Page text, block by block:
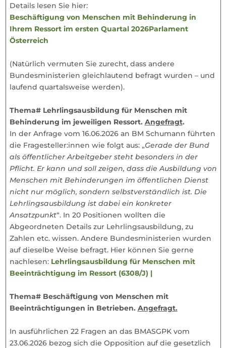
Details lesen Sie hier:
Beschäftigung von Menschen mit Behinderung in
Ihrem Ressort im ersten Quartal 2026Parlament
Österreich
(Natürlich vermuten Sie zurecht, dass andere
Bundesministerien gleichlautend befragt wurden – und
laufend quartalsweise werden).
Thema# Lehrlingsausbildung für Menschen mit
Behinderung im jeweiligen Ressort. Angefragt.
In der Anfrage vom 16.06.2026 an BM Schumann führten
die Fragesteller:innen wie folgt aus: „Gerade der Bund
als öffentlicher Arbeitgeber steht besonders in der
Pflicht. Er kann und soll zeigen, dass die Ausbildung von
Menschen mit Behinderungen im öffentlichen Dienst
nicht nur möglich, sondern selbstverständlich ist. Die
Lehrlingsausbildung ist dabei ein konkreter
Ansatzpunkt“. In 20 Positionen wollten die
Abgeordneten Details zur Lehrlingsausbildung, zu
Zahlen etc. wissen. Andere Bundesministerien wurden
auf dieselbe Weise befragt. Hier können Sie gerne
nachlesen: Lehrlingsausbildung für Menschen mit
Beeinträchtigung im Ressort (6308/J) |
Thema# Beschäftigung von Menschen mit
Beeinträchtigungen in Betrieben. Angefragt.
In ausführlichen 22 Fragen an das BMASGPK vom
23.06.2026 bezog sich die Opposition auf die gesetzlich